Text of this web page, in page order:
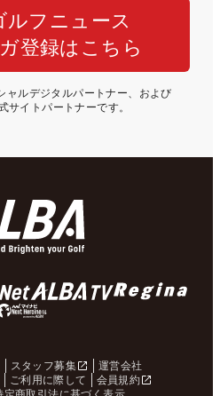
ルフニュース
登録はこちら
ャルデジタルパートナー、および
サイトパートナーです。
スタッフ募集
運営会社
ご利用に際して
会員規約